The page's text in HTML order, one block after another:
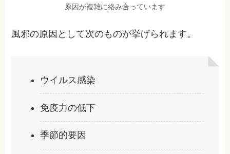
原因が複雑に絡み合っています
風邪の原因として次のものが挙げられます。
ウイルス感染
免疫力の低下
季節的要因